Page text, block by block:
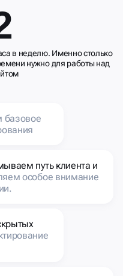
в неделю. Именно столько
нужно для работы над
базовое
путь клиента и
особое внимание